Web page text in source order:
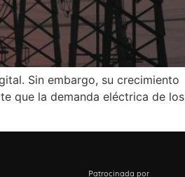
Sin embargo, su crecimiento
que la demanda eléctrica de los
Patrocinada por